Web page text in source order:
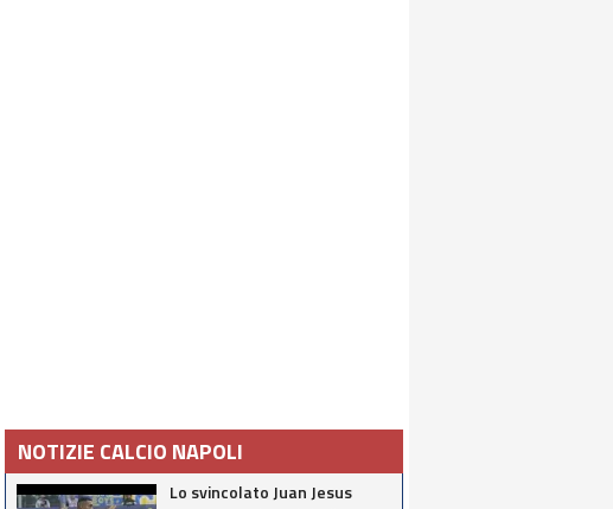
NOTIZIE CALCIO NAPOLI
Lo svincolato Juan Jesus